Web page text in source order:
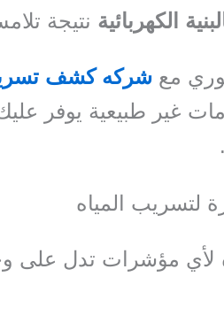
الكهربائية نتيجة
مع شركه كشف
غير طبيعية يوفر
لتسريب المياه
لأي مؤشرات تدل